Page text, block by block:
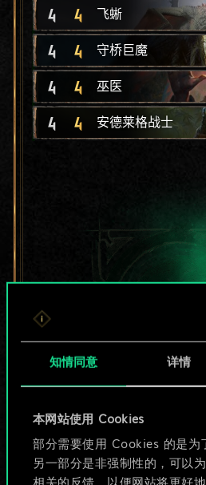
知情同意 详情
本网站使用 Cookies
部分需要使用 Cookies 的是为
另一部分是非强制性的，可以
4 4 飞蜥
4 4 守桥巨魔
4 4 巫医
4 4 安德莱格战士
目前只是分
牌，但能做